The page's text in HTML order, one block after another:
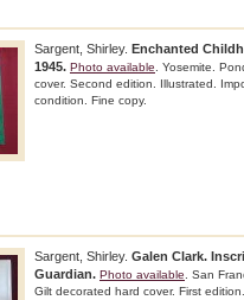
Sargent, Shirley. Enchanted
1945. Photo available . Yosemite.
cover. Second edition. Illustrated.
condition. Fine copy.
Sargent, Shirley. Galen Clark.
Guardian. Photo available . San
Gilt decorated hard cover. First